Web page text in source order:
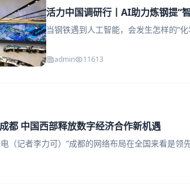
活力中国调研行丨AI助力炼钢提“
当钢铁遇到人工智能，会发生怎样的“化
admin 11613
都 中国西部释放数字经济合作新机遇
（记者李力可）“成都的网络布局在全国来看是领